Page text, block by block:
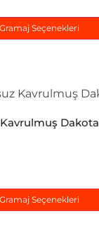
Gramaj Seçenekleri
Dakota
Gramaj Seçenekleri